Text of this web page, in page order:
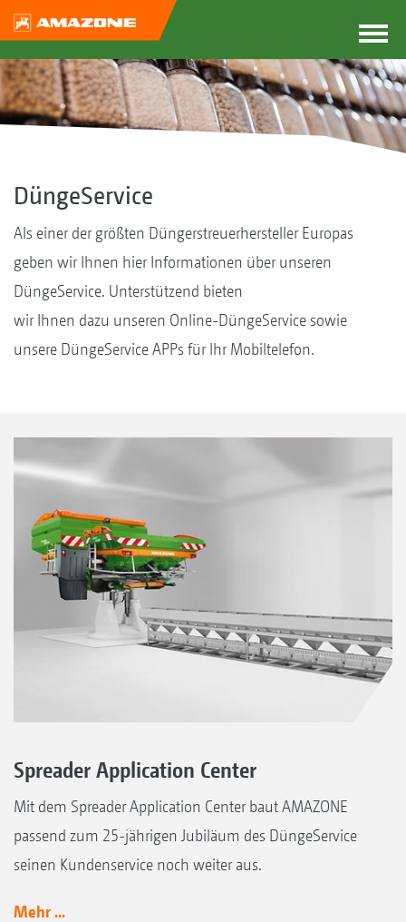
DüngeService
Als einer der größten Düngerstreuerhersteller Europas
geben wir Ihnen hier Informationen über unseren
DüngeService. Unterstützend bieten
wir Ihnen dazu unseren Online-DüngeService sowie
unsere DüngeService APPs für Ihr Mobiltelefon.
Spreader Application Center
Mit dem Spreader Application Center baut AMAZONE
passend zum 25-jährigen Jubiläum des DüngeService
seinen Kundenservice noch weiter aus.
Mehr ...